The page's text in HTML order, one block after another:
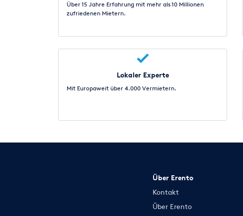
Über 15 Jahre Erfahrung mit mehr als 10 Millionen
zufriedenen Mietern.
Lokaler Experte
Mit Europaweit über 4.000 Vermietern.
Über Erento
Kontakt
Über Erento